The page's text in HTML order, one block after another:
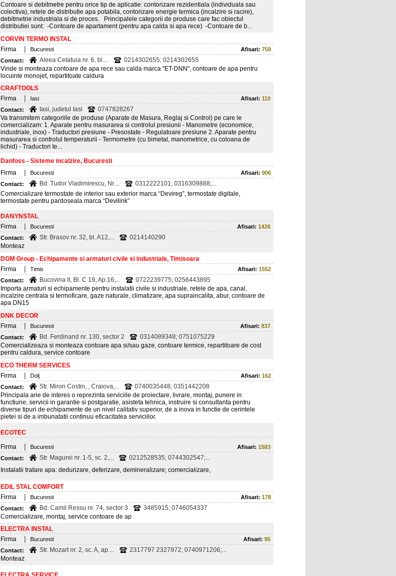
Contoare si debitmetre pentru orice tip de aplicatie: contorizare rezidentiala (individuala sau
colectiva), retele de distributie apa potabila, contorizare energie termica (incalzire si racire),
debitmetrie industriala si de proces. Principalele categorii de produse care fac obiectul
distributiei sunt: -Contoare de apartament (pentru apa calda si apa rece) -Contoare de b...
CORVIN TERMO INSTAL
Firma
Bucuresti Afisari: 759
Contact:
Aleea Cetatuia nr. 6, bl....
0214302655; 0214302655
Vinde si monteaza contoare de apa rece sau calda marca "ET-DNN", contoare de apa pentru
locuinte monojet, repartitoate caldura
CRAFTOOLS
Firma
Iasi Afisari: 110
Contact:
Iasi, judetul Iasi
0747828267
Va transmitem categoriile de produse (Aparate de Masura, Reglaj si Control) pe care le
comercializam: 1. Aparate pentru masurarea si controlul presiunii - Manometre (economice,
industriale, inox) - Traductori presiune - Presostate - Regulatoare presiune 2. Aparate pentru
masurarea si controlul temperaturii - Termometre (cu bimetal, manometrice, cu coloana de
lichid) - Traductori te...
Danfoss - Sisteme incalzire, Bucuresti
Firma
Bucuresti Afisari: 906
Contact:
Bd. Tudor Vladimirescu, Nr....
0312222101; 0316309888;...
Comercializare termostate de interior sau exterior marca “Devireg”, termostate digitale,
termostate pentru pardoseala marca “Devilink”
DANYNSTAL
Firma
Bucuresti Afisari: 1426
Contact:
Str. Brasov nr. 32, bl. A12,...
0214140290
Monteaz
DGM Group - Echipamente si armaturi civile si industriale, Timisoara
Firma
Timis Afisari: 1552
Contact:
Bucovina II, Bl. C 19, Ap.16,...
0722239775; 0256443895
Importa armaturi si echipamente pentru instalatii civile si industriale, retele de apa, canal,
incalzire centrala si termoficare, gaze naturale, climatizare, apa supraincalita, abur, contoare de
apa DN15
DNK DECOR
Firma
Bucuresti Afisari: 837
Contact:
Bd. Ferdinand nr. 130, sector 2
0314089348; 0751075229
Comercializeaza si monteaza contoare apa si/sau gaze, contoare termice, repartitoare de cost
pentru caldura, service contoare
ECO THERM SERVICES
Firma
Dolj Afisari: 162
Contact:
Str. Miron Costin, , Craiova,...
0740035448; 0351442208
Principala arie de interes o reprezinta serviciile de proiectare, livrare, montaj, punere in
functiune, servicii in garantie si postgaratie, asisteta tehnica, instruire si consultanta pentru
diverse tipuri de echipamente de un nivel calitativ superior, de a inova in functie de cerintele
pietei si de a imbunatatii continuu eficacitatea serviciilor.
ECOTEC
Firma
Bucuresti Afisari: 1583
Contact:
Str. Magurei nr. 1-5, sc. 2,...
0212528535; 0744302547;...
Instalatii tratare apa: dedurizare, deferizare, demineralizare; comercializare,
EDIL STAL COMFORT
Firma
Bucuresti Afisari: 178
Contact:
Bd. Camil Ressu nr. 74, sector 3
3485915; 0746054337
Comercializare, montaj, service contoare de ap
ELECTRA INSTAL
Firma
Bucuresti Afisari: 95
Contact:
Str. Mozart nr. 2, sc. A, ap....
2317797 2327972; 0740971206;...
Monteaz